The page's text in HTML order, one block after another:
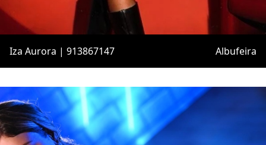
Iza Aurora | 913867147 Albufeira